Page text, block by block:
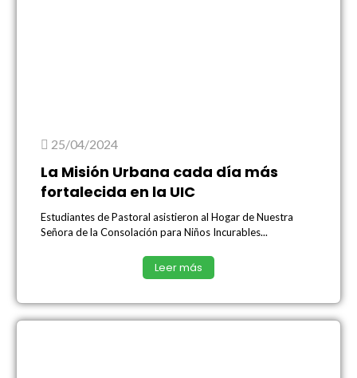
25/04/2024
La Misión Urbana cada día más
fortalecida en la UIC
Estudiantes de Pastoral asistieron al Hogar de Nuestra
Señora de la Consolación para Niños Incurables...
Leer más